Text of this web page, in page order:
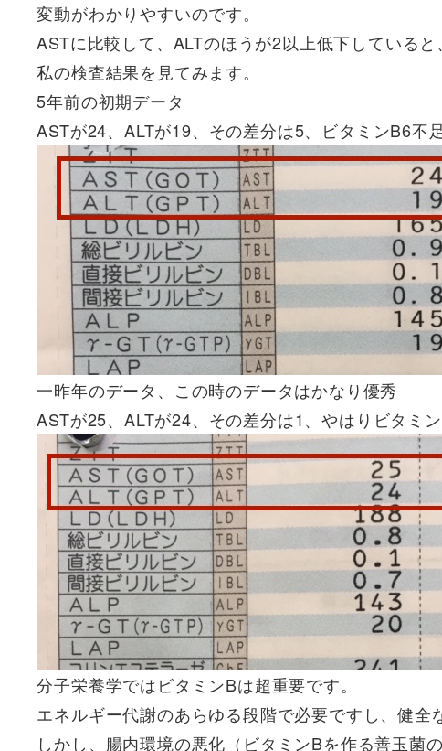
変動がわかりやすいのです。
ASTに比較して、ALTのほうが2以上低下していると
私の検査結果を見てみます。
5年前の初期データ
ASTが24、ALTが19、その差分は5、ビタミンB6不
一昨年のデータ、この時のデータはかなり優秀
ASTが25、ALTが24、その差分は1、やはりビタミ
分子栄養学ではビタミンBは超重要です。
エネルギー代謝のあらゆる段階で必要ですし、健全
しかし、腸内環境の悪化（ビタミンBを作る善玉菌